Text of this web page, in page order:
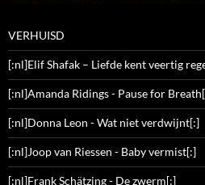
VERHUISD
[:nl]Elif Shafak – Liefde kent veertig
[:nl]Amanda Ridings - Pause for
[:nl]Donna Leon - Wat niet verdwijnt[:]
[:nl]Joop van Riessen - Baby vermist[:]
[:nl]Frank Schätzing - De zwerm[:]